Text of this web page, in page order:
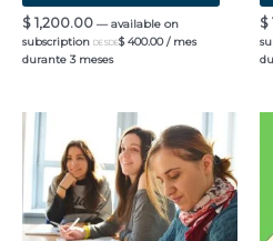
$ 1,200.00 —available on
subscription DESDE$400.00 / mes
durante 3 meses
$